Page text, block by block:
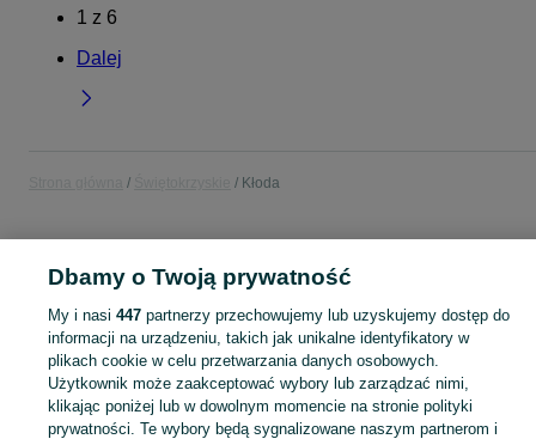
1 z 6
Dalej
Kłoda
m pakiet
Skorzystaj z największego serwisu ogłoszeniowego - Kłoda i okolice! Kupuj to, czego pragniesz i sprzedawaj to, czego już nie potrzebujesz! Zobacz
Dbamy o Twoją prywatność
My i nasi 447partnerzy przechowujemy lub uzyskujemy dostęp do
informacji na urządzeniu, takich jak unikalne identyfikatory w
plikach cookie w celu przetwarzania danych osobowych.
Użytkownik może zaakceptować wybory lub zarządzać nimi,
klikając poniżej lub w dowolnym momencie na stronie polityki
prywatności. Te wybory będą sygnalizowane naszym partnerom i